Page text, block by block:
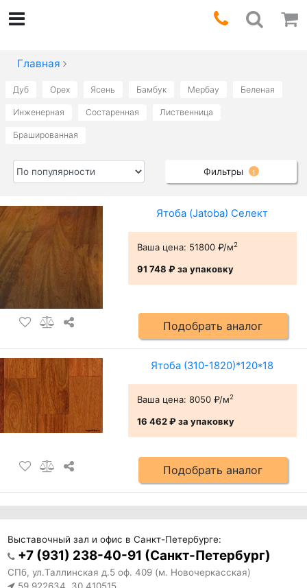
Главная
Дуб Орех Ясень Бамбук Мербау Беленая
Инженерная Состаренная Лиственница
Брашированная
Фильтры 1
Ятоба (Jatoba) Селект
Ваша цена: 51800 ₽/м2
91 748 ₽за упаковку
Подобрать аналог
Ятоба (310-1820)*120*18
Ваша цена: 8050 ₽/м2
16 462 ₽за упаковку
Подобрать аналог
Выставочный зал и офис в Санкт-Петербурге:
+7 (931) 238-40-91 (Санкт-Петербург)
СПб, ул.Таллинская д.5 оф. 409 (м. Новочеркасская)
59.922634, 30.410515